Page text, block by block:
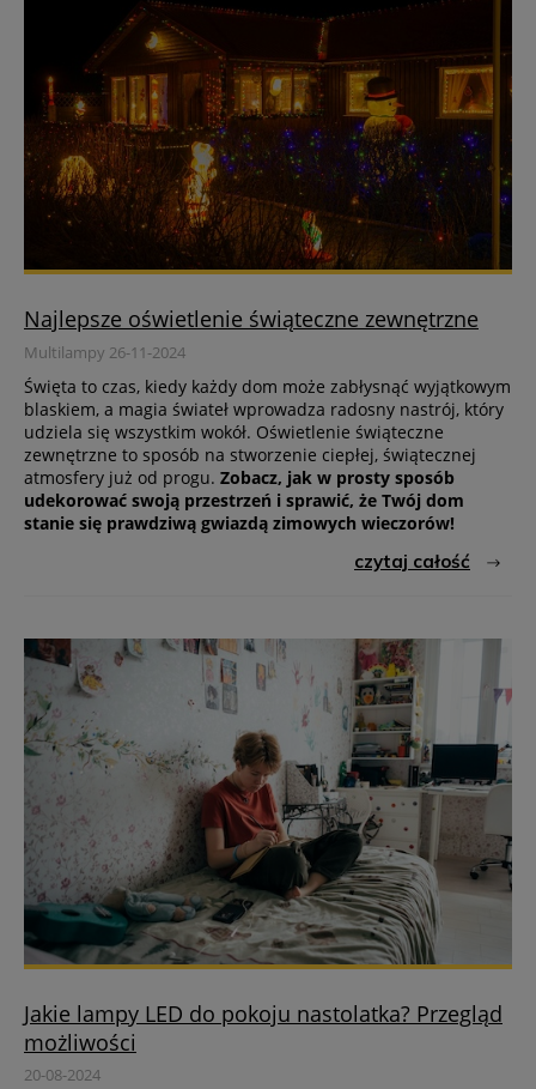
Najlepsze oświetlenie świąteczne zewnętrzne
Multilampy 26-11-2024
Święta to czas, kiedy każdy dom może zabłysnąć wyjątkowym
blaskiem, a magia świateł wprowadza radosny nastrój, który
udziela się wszystkim wokół. Oświetlenie świąteczne
zewnętrzne to sposób na stworzenie ciepłej, świątecznej
atmosfery już od progu. Zobacz, jak w prosty sposób
udekorować swoją przestrzeń i sprawić, że Twój dom
stanie się prawdziwą gwiazdą zimowych wieczorów!
czytaj całość
Jakie lampy LED do pokoju nastolatka? Przegląd
możliwości
20-08-2024